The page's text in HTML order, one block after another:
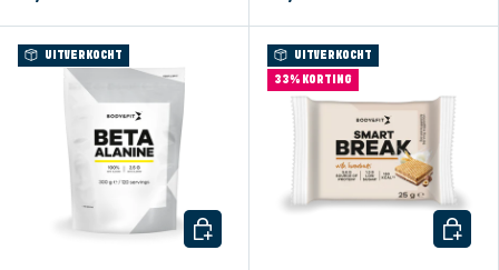
UITVERKOCHT
KIES MOGELIJKHEDEN
UITVERKOCHT
33% KORTING
KIES